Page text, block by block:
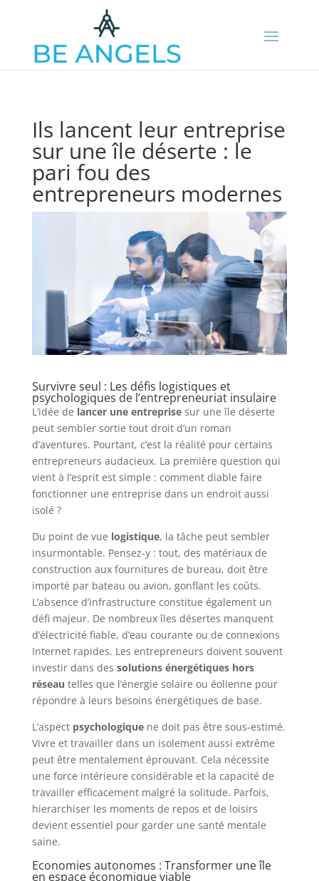
Ils lancent leur entreprise
sur une île déserte : le
pari fou des
entrepreneurs modernes
Survivre seul : Les défis logistiques et
psychologiques de l’entrepreneuriat insulaire
L’idée de lancer une entreprisesur une île déserte
peut sembler sortie tout droit d’un roman
d’aventures. Pourtant, c’est la réalité pour certains
entrepreneurs audacieux. La première question qui
vient à l’esprit est simple : comment diable faire
fonctionner une entreprise dans un endroit aussi
isolé ?
Du point de vue logistique, la tâche peut sembler
insurmontable. Pensez-y : tout, des matériaux de
construction aux fournitures de bureau, doit être
importé par bateau ou avion, gonflant les coûts.
L’absence d’infrastructure constitue également un
défi majeur. De nombreux îles désertes manquent
d’électricité fiable, d’eau courante ou de connexions
Internet rapides. Les entrepreneurs doivent souvent
investir dans des solutions énergétiques hors
réseau telles que l’énergie solaire ou éolienne pour
répondre à leurs besoins énergétiques de base.
L’aspect psychologiquene doit pas être sous-estimé.
Vivre et travailler dans un isolement aussi extrême
peut être mentalement éprouvant. Cela nécessite
une force intérieure considérable et la capacité de
travailler efficacement malgré la solitude. Parfois,
hierarchiser les moments de repos et de loisirs
devient essentiel pour garder une santé mentale
saine.
Economies autonomes : Transformer une île
en espace économique viable